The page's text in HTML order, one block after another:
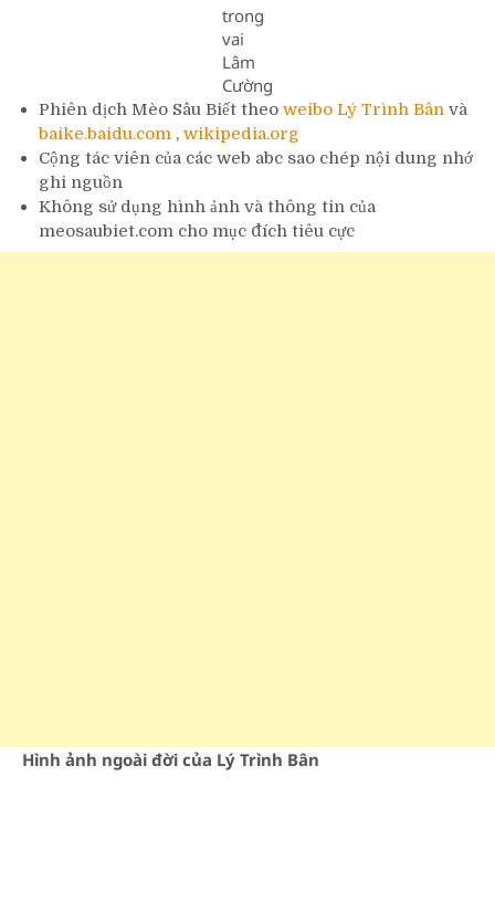
trong
vai
Lâm
Cường
Phiên dịch Mèo Sâu Biết theo weibo Lý Trình Bân và
baike.baidu.com , wikipedia.org
Cộng tác viên của các web abc sao chép nội dung nhớ
ghi nguồn
Không sử dụng hình ảnh và thông tin của
meosaubiet.com cho mục đích tiêu cực
Hình ảnh ngoài đời của Lý Trình Bân